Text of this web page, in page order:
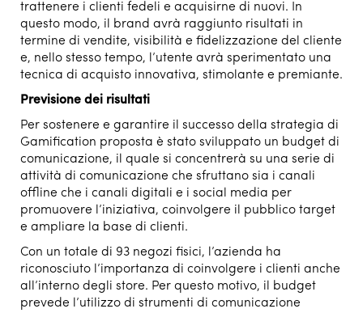
trattenere i clienti fedeli e acquisirne di nuovi. In
questo modo, il brand avrà raggiunto risultati in
termine di vendite, visibilità e fidelizzazione del cliente
e, nello stesso tempo, l’utente avrà sperimentato una
tecnica di acquisto innovativa, stimolante e premiante.
Previsione dei risultati
Per sostenere e garantire il successo della strategia di
Gamification proposta è stato sviluppato un budget di
comunicazione, il quale si concentrerà su una serie di
attività di comunicazione che sfruttano sia i canali
offline che i canali digitali e i social media per
promuovere l’iniziativa, coinvolgere il pubblico target
e ampliare la base di clienti.
Con un totale di 93 negozi fisici, l’azienda ha
riconosciuto l’importanza di coinvolgere i clienti anche
all’interno degli store. Per questo motivo, il budget
prevede l’utilizzo di strumenti di comunicazione